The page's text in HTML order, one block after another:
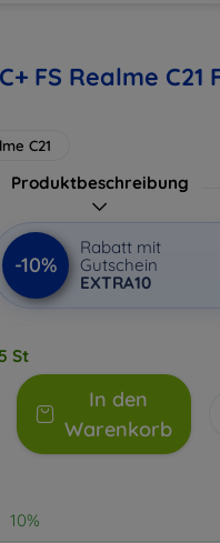
FS Realme C21
C21
Produktbeschreibung
-10%
Rabatt mit
Gutschein
EXTRA10
St
In den
Warenkorb
10%